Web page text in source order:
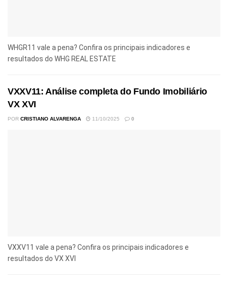
WHGR11 vale a pena? Confira os principais indicadores e
resultados do WHG REAL ESTATE
VXXV11: Análise completa do Fundo Imobiliário
VX XVI
POR CRISTIANO ALVARENGA 11/10/2025 0
VXXV11 vale a pena? Confira os principais indicadores e
resultados do VX XVI